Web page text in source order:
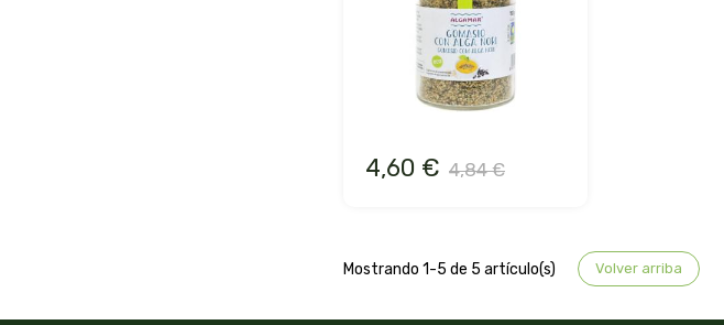
4,60 € 4,84 €
Mostrando 1-5 de 5 artículo(s) Volver arriba